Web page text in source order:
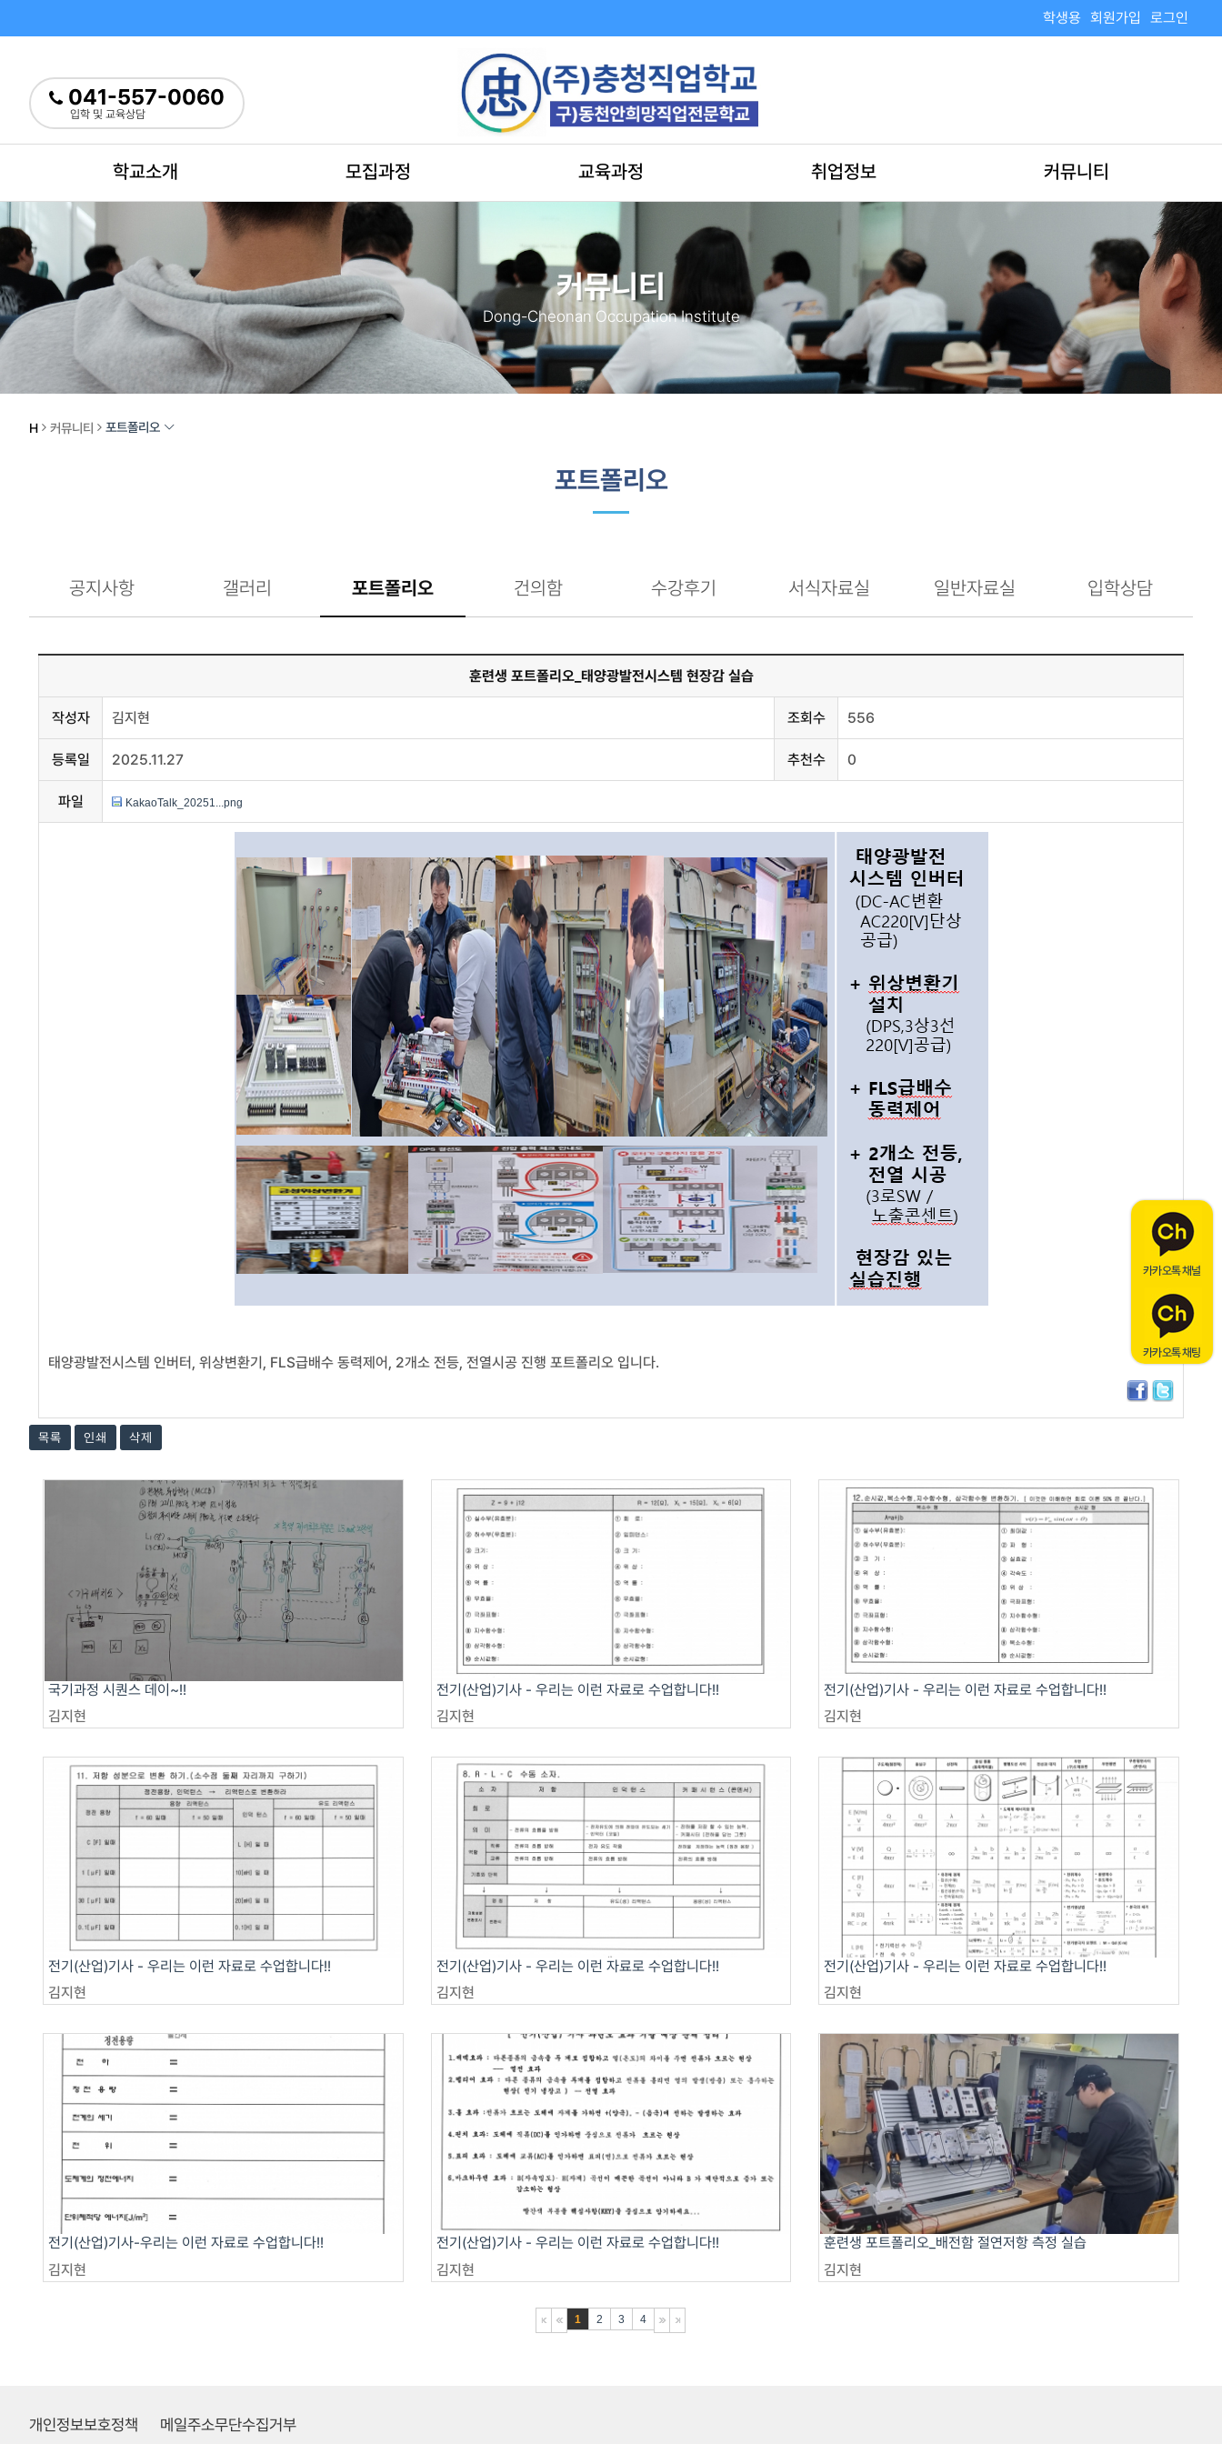
학생용 회원가입 로그인
041-557-0060
입학 및 교육상담
학교소개 모집과정 교육과정 취업정보 커뮤니티
커뮤니티
Dong-Cheonan Occupation Institute
H 커뮤니티 포트폴리오
포트폴리오
공지사항 갤러리 포트폴리오 건의함 수강후기 서식자료실 일반자료실 입학상담
훈련생 포트폴리오_태양광발전시스템 현장감 실습
작성자 김지현 조회수 556
등록일 2025.11.27 추천수 0
파일 KakaoTalk_20251...png
태양광발전시스템 인버터, 위상변환기, FLS급배수 동력제어, 2개소 전등, 전열시공 진행 포트폴리오 입니다.
목록 인쇄 삭제
국기과정 시퀀스 데이~!!
김지현
전기(산업)기사 - 우리는 이런 자료로 수업합니다!!
김지현
전기(산업)기사 - 우리는 이런 자료로 수업합니다!!
김지현
전기(산업)기사 - 우리는 이런 자료로 수업합니다!!
김지현
전기(산업)기사 - 우리는 이런 자료로 수업합니다!!
김지현
전기(산업)기사 - 우리는 이런 자료로 수업합니다!!
김지현
전기(산업)기사-우리는 이런 자료로 수업합니다!!
김지현
전기(산업)기사 - 우리는 이런 자료로 수업합니다!!
김지현
훈련생 포트폴리오_배전함 절연저항 측정 실습
김지현
1 2 3 4
개인정보보호정책 메일주소무단수집거부
카카오톡 채널
카카오톡 채팅